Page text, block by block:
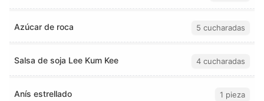
Azúcar de roca 5 cucharadas
Salsa de soja Lee Kum Kee 4 cucharadas
Anís estrellado 1 pieza